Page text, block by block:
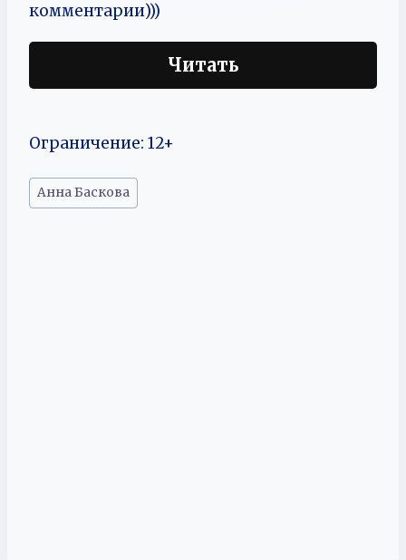
комментарии)))
Читать
Ограничение: 12+
Метки
записи:
Анна Баскова